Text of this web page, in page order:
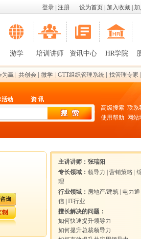
设为首页 加入收藏 加
登录 注册
游学 培训讲师 资讯中心 HR学院
为赢 共创会 微学 GTT组织管理系统 找管理专家
活动 资 讯
高级搜索 联系
使用帮助
网站
主讲讲师： 张瑞阳
专长领域： 领导力 营销策略
理
行业领域： 房地产/建筑
电力通
信 IT行业
擅长解决的问题：
如何快速提升领导力
如何提升总裁领导力